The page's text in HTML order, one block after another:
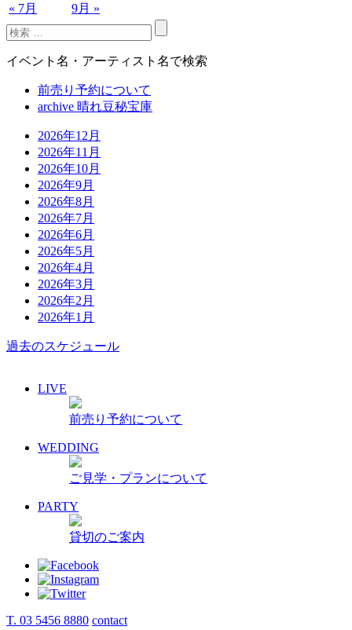
« 7月 9月 »
イベント名・アーティスト名で検索
前売り予約について
archive 晴れ豆秘宝庫
2026年12月
2026年11月
2026年10月
2026年9月
2026年8月
2026年7月
2026年6月
2026年5月
2026年4月
2026年3月
2026年2月
2026年1月
過去のスケジュール
LIVE
前売り予約について
WEDDING
ご見学・プランについて
PARTY
貸切のご案内
T. 03 5456 8880 contact